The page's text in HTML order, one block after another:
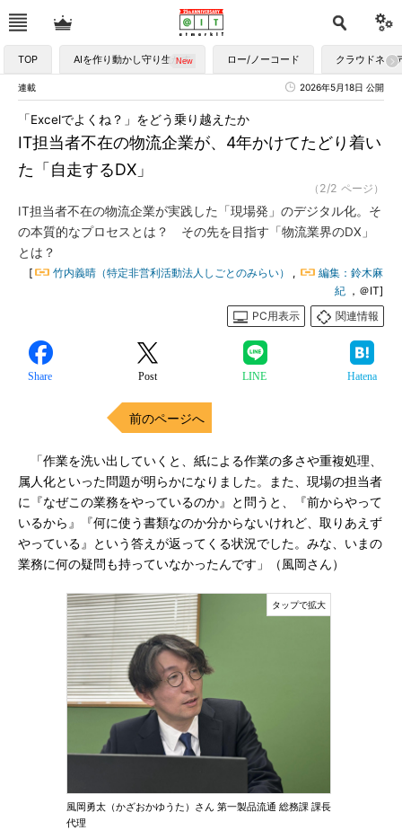
TOP AIを作り動かし守り生かす ロー/ノーコード クラウドネイ
連載 2026年5月18日 公開
IT担当者不在の物流企業が、4年かけてたどり着い
た「自走するDX」
「Excelでよくね？」をどう乗り越えたか
（2/2 ページ）
IT担当者不在の物流企業が実践した「現場発」のデジタル化。そ
の本質的なプロセスとは？ その先を目指す「物流業界のDX」
とは？
[ 竹内義晴（特定非営利活動法人しごとのみらい） ,
編集：鈴木麻
紀 ，＠IT]
PC用表示
関連情報
Share Post LINE Hatena
前のページへ
「作業を洗い出していくと、紙による作業の多さや重複処理、
属人化といった問題が明らかになりました。また、現場の担当者
に『なぜこの業務をやっているのか』と問うと、『前からやって
いるから』『何に使う書類なのか分からないけれど、取りあえず
やっている』という答えが返ってくる状況でした。みな、いまの
業務に何の疑問も持っていなかったんです」（風岡さん）
風岡勇太（かざおかゆうた）さん 第一製品流通 総務課 課長
代理